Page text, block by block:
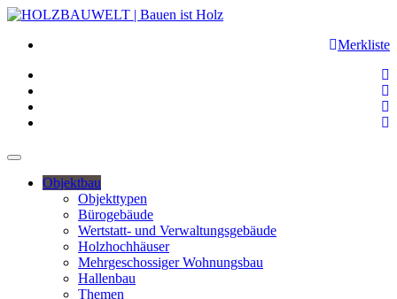
Merkliste
Objektbau
Objekttypen
Bürogebäude
Wertstatt- und Verwaltungsgebäude
Holzhochhäuser
Mehrgeschossiger Wohnungsbau
Hallenbau
Themen